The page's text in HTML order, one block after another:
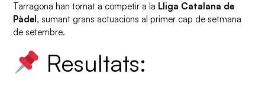
Tarragona han tornat a competir a la Lliga Catalana de
Pàdel , sumant grans actuacions al primer cap de setmana
de setembre.
Resultats: